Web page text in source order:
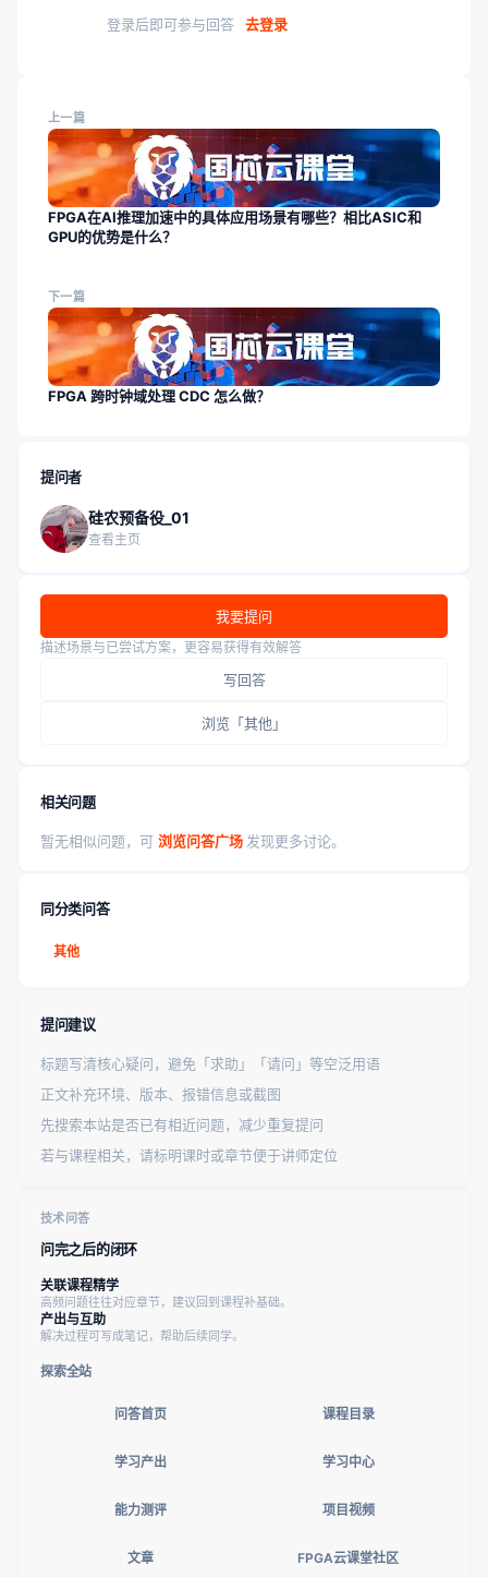
登录后即可参与回答 去登录
上一篇
FPGA在AI推理加速中的具体应用场景有哪些？相比ASIC和
GPU的优势是什么？
下一篇
FPGA 跨时钟域处理 CDC 怎么做？
提问者
硅农预备役_01
查看主页
我要提问
描述场景与已尝试方案，更容易获得有效解答
写回答
浏览「其他」
相关问题
暂无相似问题，可 浏览问答广场 发现更多讨论。
同分类问答
其他
提问建议
标题写清核心疑问，避免「求助」「请问」等空泛用语
正文补充环境、版本、报错信息或截图
先搜索本站是否已有相近问题，减少重复提问
若与课程相关，请标明课时或章节便于讲师定位
技术问答
问完之后的闭环
关联课程精学
高频问题往往对应章节，建议回到课程补基础。
产出与互助
解决过程可写成笔记，帮助后续同学。
探索全站
问答首页 课程目录
学习产出 学习中心
能力测评 项目视频
文章 FPGA云课堂社区